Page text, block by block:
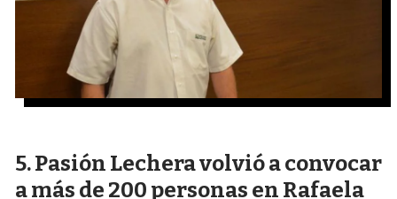
Pasión Lechera volvió a convocar
a más de 200 personas en Rafaela